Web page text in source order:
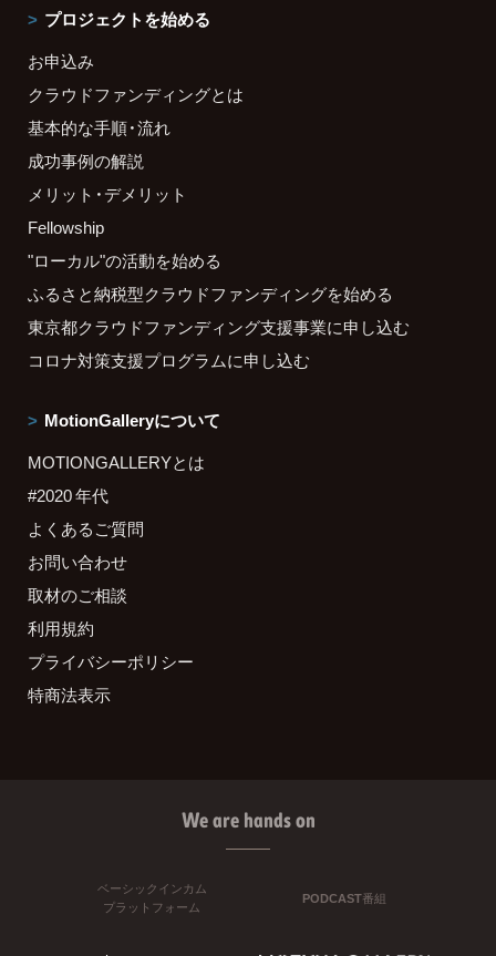
プロジェクトを始める
お申込み
クラウドファンディングとは
基本的な手順・流れ
成功事例の解説
メリット・デメリット
Fellowship
"ローカル"の活動を始める
ふるさと納税型クラウドファンディングを始める
東京都クラウドファンディング支援事業に申し込む
コロナ対策支援プログラムに申し込む
MotionGalleryについて
MOTIONGALLERYとは
#2020 年代
よくあるご質問
お問い合わせ
取材のご相談
利用規約
プライバシーポリシー
特商法表示
We are hands on
ベーシックインカム
プラットフォーム
PODCAST番組